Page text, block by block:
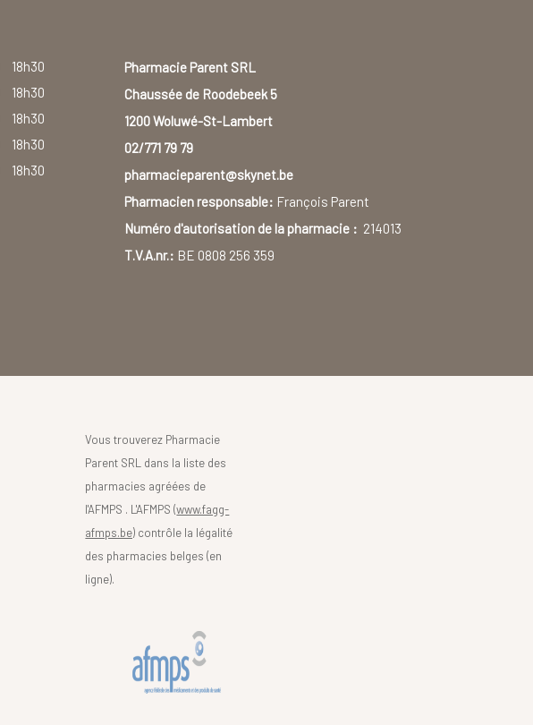
18h30
18h30
18h30
18h30
18h30
Pharmacie Parent SRL
Chaussée de Roodebeek 5
1200 Woluwé-St-Lambert
02/771 79 79
pharmacieparent@skynet.be
Pharmacien responsable: François Parent
Numéro d'autorisation de la pharmacie : 214013
T.V.A.nr.: BE 0808 256 359
Vous trouverez Pharmacie
Parent SRL dans la liste des
pharmacies agréées de
l'AFMPS . L'AFMPS (www.fagg-
afmps.be) contrôle la légalité
des pharmacies belges (en
ligne).